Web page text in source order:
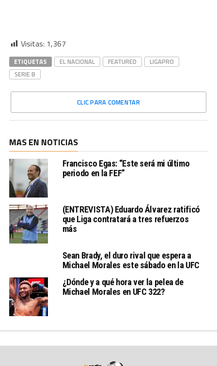
Visitas: 1,367
ETIQUETAS EL NACIONAL FEATURED
LIGAPRO
SERIE B
CLIC PARA COMENTAR
MAS EN NOTICIAS
Francisco Egas: “Este será mi último
periodo en la FEF”
(ENTREVISTA) Eduardo Álvarez ratificó
que Liga contratará a tres refuerzos
más
Sean Brady, el duro rival que espera a
Michael Morales este sábado en la UFC
¿Dónde y a qué hora ver la pelea de
Michael Morales en UFC 322?